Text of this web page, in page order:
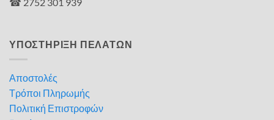
ΥΠΟΣΤΗΡΙΞΗ ΠΕΛΑΤΩΝ
Αποστολές
Τρόποι Πληρωμής
Πολιτική Επιστροφών